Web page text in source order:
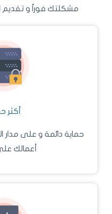
مشكلتك فوراً و تقديم
أكثر
حماية دائمة و على مدار
أعمالك